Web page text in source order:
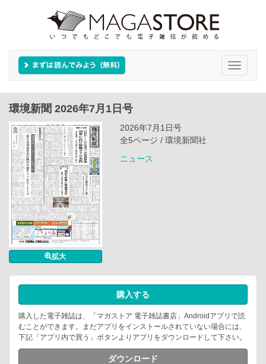
Toggle
環境新聞 2026年7月1日号
拡大
2026年7月1日号
全5ページ / 環境新聞社
ニュース
購入する
購入した電子雑誌は、「マガストア 電子雑誌書店」Androidアプリで読
むことができます。まだアプリをインストールされていない場合には、
下記「アプリ内で買う」ボタンよりアプリをダウンロードして下さい。
ダウンロード